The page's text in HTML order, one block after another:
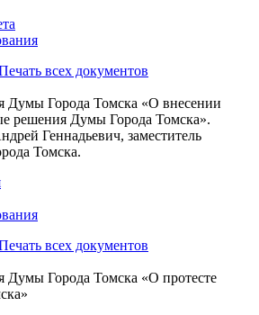
всех документов
Думы Города Томска «О внесении
решения Думы Города Томска».
Геннадьевич, заместитель
Томска.
всех документов
Думы Города Томска «О протесте